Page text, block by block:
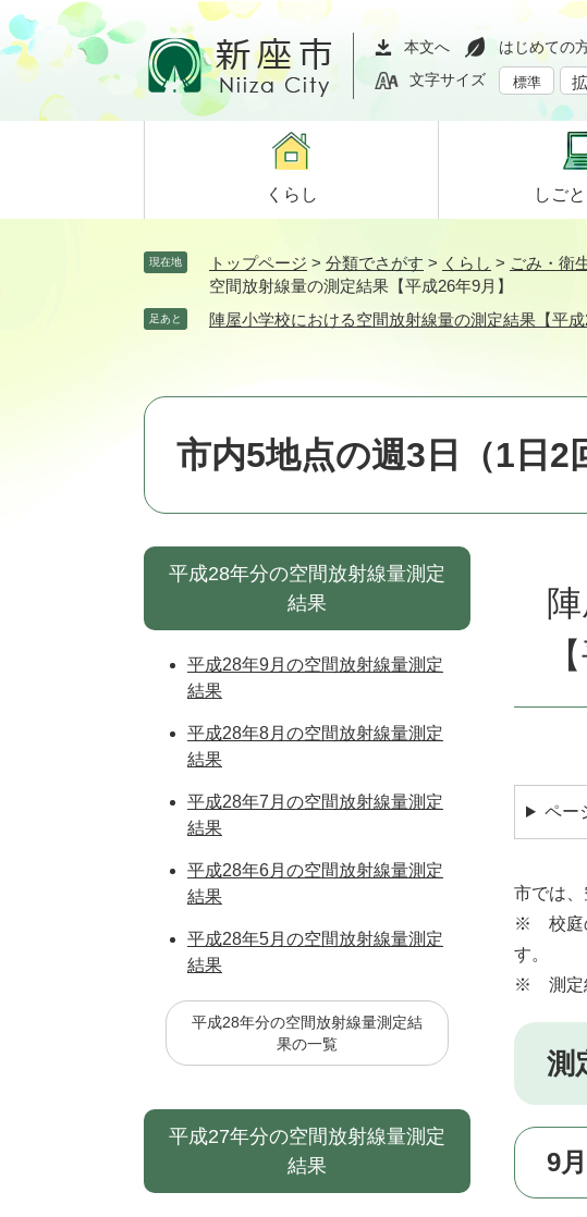
ペ
ー
ジ
メ
ニ
ュ
て
本文へ はじめての
文字サイズ
標準
くらし しごと
現在地 トップページ > 分類でさがす > くらし > ごみ・衛
空間放射線量の測定結果【平成26年9月】
足あと 陣屋小学校における空間放射線量の測定結果【平成
市内5地点の週3日（1日2
ペー
市では
※ 校庭
す。
※ 測定
測
9
平成28年分の空間放射線量測定
結果
平成28年9月の空間放射線量測定
結果
平成28年8月の空間放射線量測定
結果
平成28年7月の空間放射線量測定
結果
平成28年6月の空間放射線量測定
結果
平成28年5月の空間放射線量測定
結果
平成28年分の空間放射線量測定結
果の一覧
平成27年分の空間放射線量測定
結果